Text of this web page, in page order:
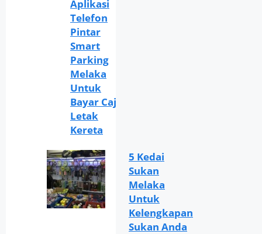
Aplikasi
Telefon
Pintar
Smart
Parking
Melaka
Untuk
Bayar Caj
Letak
Kereta
5 Kedai
Sukan
Melaka
Untuk
Kelengkapan
Sukan Anda